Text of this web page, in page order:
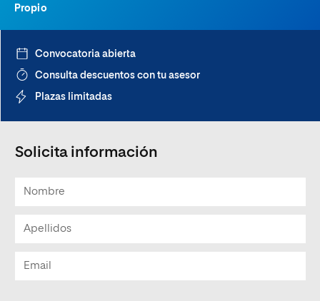
Propio
Convocatoria abierta
Consulta descuentos con tu asesor
Plazas limitadas
Solicita información